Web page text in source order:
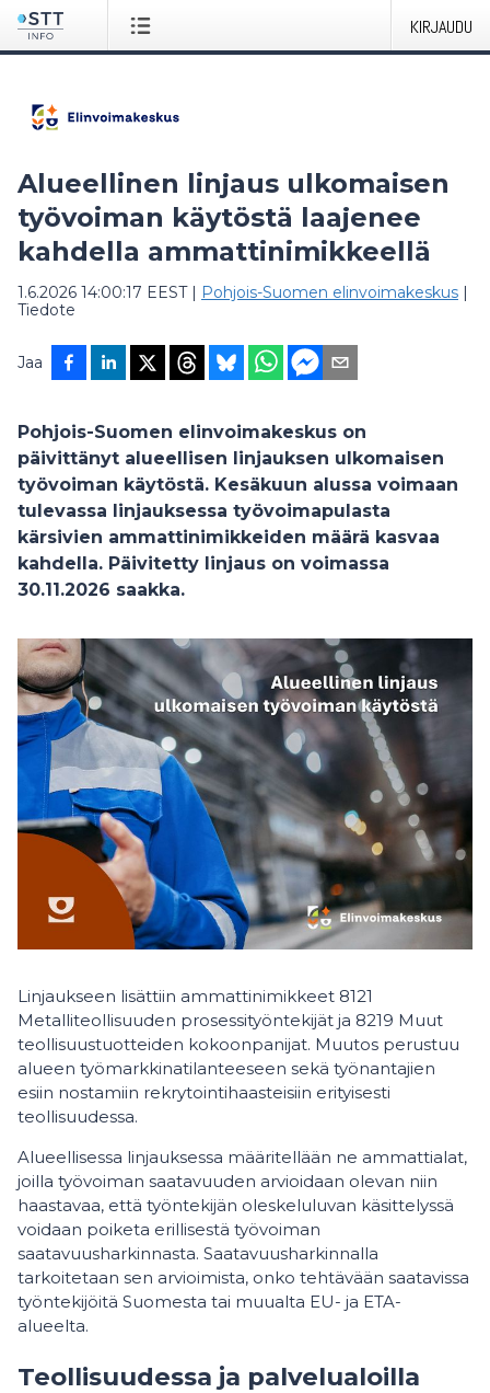
KIRJAUDU
Alueellinen linjaus ulkomaisen
työvoiman käytöstä laajenee
kahdella ammattinimikkeellä
1.6.2026 14:00:17 EEST| Pohjois-Suomen elinvoimakeskus |
Tiedote
Jaa
Pohjois-Suomen elinvoimakeskus on
päivittänyt alueellisen linjauksen ulkomaisen
työvoiman käytöstä. Kesäkuun alussa voimaan
tulevassa linjauksessa työvoimapulasta
kärsivien ammattinimikkeiden määrä kasvaa
kahdella. Päivitetty linjaus on voimassa
30.11.2026 saakka.
Linjaukseen lisättiin ammattinimikkeet 8121
Metalliteollisuuden prosessityöntekijät ja 8219 Muut
teollisuustuotteiden kokoonpanijat. Muutos perustuu
alueen työmarkkinatilanteeseen sekä työnantajien
esiin nostamiin rekrytointihaasteisiin erityisesti
teollisuudessa.
Alueellisessa linjauksessa määritellään ne ammattialat,
joilla työvoiman saatavuuden arvioidaan olevan niin
haastavaa, että työntekijän oleskeluluvan käsittelyssä
voidaan poiketa erillisestä työvoiman
saatavuusharkinnasta. Saatavuusharkinnalla
tarkoitetaan sen arvioimista, onko tehtävään saatavissa
työntekijöitä Suomesta tai muualta EU- ja ETA-
alueelta.
Teollisuudessa ja palvelualoilla